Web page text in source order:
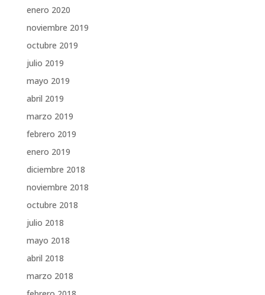
enero 2020
noviembre 2019
octubre 2019
julio 2019
mayo 2019
abril 2019
marzo 2019
febrero 2019
enero 2019
diciembre 2018
noviembre 2018
octubre 2018
julio 2018
mayo 2018
abril 2018
marzo 2018